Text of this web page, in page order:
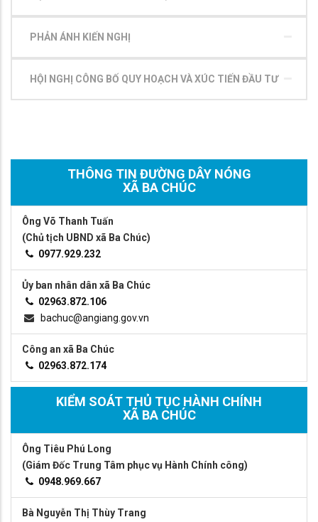
PHẢN ÁNH KIẾN NGHỊ
HỘI NGHỊ CÔNG BỐ QUY HOẠCH VÀ XÚC TIẾN ĐẦU TƯ
THÔNG TIN ĐƯỜNG DÂY NÓNG
XÃ BA CHÚC
Ông Võ Thanh Tuấn
(Chủ tịch UBND xã Ba Chúc)
0977.929.232
Ủy ban nhân dân xã Ba Chúc
02963.872.106
bachuc@angiang.gov.vn
Công an xã Ba Chúc
02963.872.174
KIỂM SOÁT THỦ TỤC HÀNH CHÍNH
XÃ BA CHÚC
Ông Tiêu Phú Long
(Giám Đốc Trung Tâm phục vụ Hành Chính công)
0948.969.667
Bà Nguyễn Thị Thùy Trang